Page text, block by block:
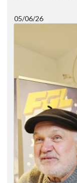
05/06/26